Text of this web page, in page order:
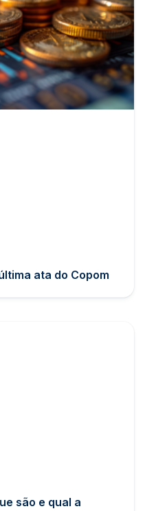
ata do Copom
são e qual a